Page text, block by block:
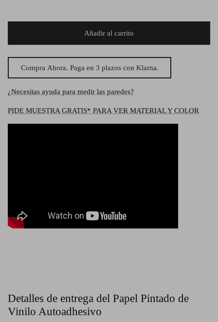
Añadir al carrito
Compra Ahora. Paga en 3 plazos con Klarna.
¿Necesitas ayuda para medir las paredes?
PIDE MUESTRA GRATIS* PARA VER MATERIAL Y COLOR
Detalles de entrega del Papel Pintado de
Vinilo Autoadhesivo